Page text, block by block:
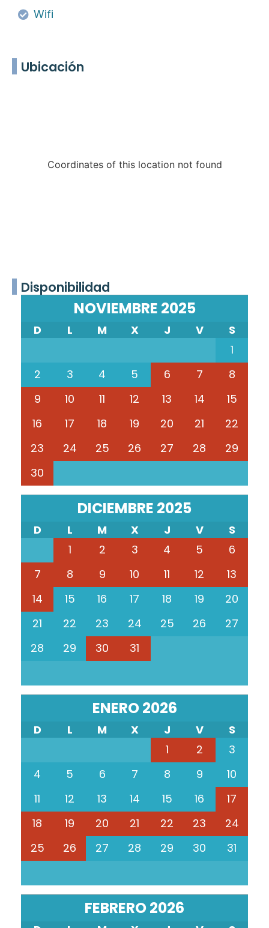
Wifi
Ubicación
Coordinates of this location not found
Disponibilidad
NOVIEMBRE 2025
D L M X J V
S
1
2
3 4 5 6 7
8
9
10 11 12 13 14
15
16
17 18 19 20 21
22
23
24 25 26 27 28
29
30
DICIEMBRE 2025
D L M X J V
S
1
2 3 4 5
6
7
8 9 10 11 12
13
14
15 16 17 18 19
20
21
22 23 24 25 26
27
28
29 30 31
ENERO 2026
D L M X J V
S
1
2
3
4
5 6 7 8 9
10
11
12 13 14 15 16
17
18
19 20 21 22 23
24
25
26 27 28 29 30 31
FEBRERO 2026